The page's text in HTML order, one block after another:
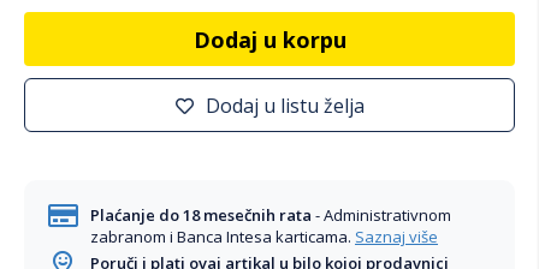
Dodaj u korpu
Dodaj u listu želja
Plaćanje do 18 mesečnih rata - Administrativnom
zabranom i Banca Intesa karticama. Saznaj više
Poruči i plati ovaj artikal u bilo kojoj prodavnici